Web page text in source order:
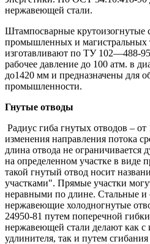
нержавеющей стали.
Штaмпосвaрные крутоизогнутые
промышленных и магистральных
изготавливают по ТУ 102—488-
рабочее давление до 100 aтм. в
до1420 мм и предназначены для
промышленности.
Гнутые отводы
Радиус гиба гнутых отводов – от
изменения направления потока
длина отвода не ограничивается
на определенном участке в виде
такой гнутый отвод носит
участками". Прямые участки
неравными по длине. Стальные и
нержавеющие холодногнутые
24950-81 путем поперечной
нержавеющей стали делают как с
удлинителя, так и путем сгибания